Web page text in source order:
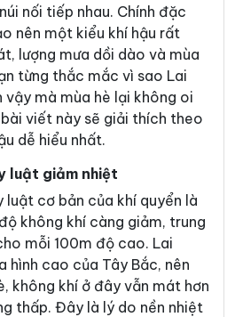
nối tiếp nhau. Chính đặc
nên một kiểu khí hậu rất
lượng mưa dồi dào và mùa
từng thắc mắc vì sao Lai
vậy mà mùa hè lại không oi
viết này sẽ giải thích theo
dễ hiểu nhất.
luật giảm nhiệt
luật cơ bản của khí quyển là
không khí càng giảm, trung
mỗi 100m độ cao. Lai
hình cao của Tây Bắc, nên
không khí ở đây vẫn mát hơn
thấp. Đây là lý do nền nhiệt